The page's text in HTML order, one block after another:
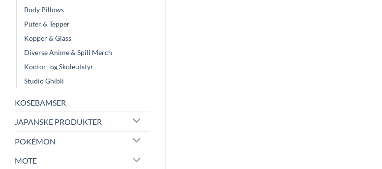
Body Pillows
Puter & Tepper
Kopper & Glass
Diverse Anime & Spill Merch
Kontor- og Skoleutstyr
Studio Ghibli
KOSEBAMSER
JAPANSKE PRODUKTER
POKÉMON
MOTE